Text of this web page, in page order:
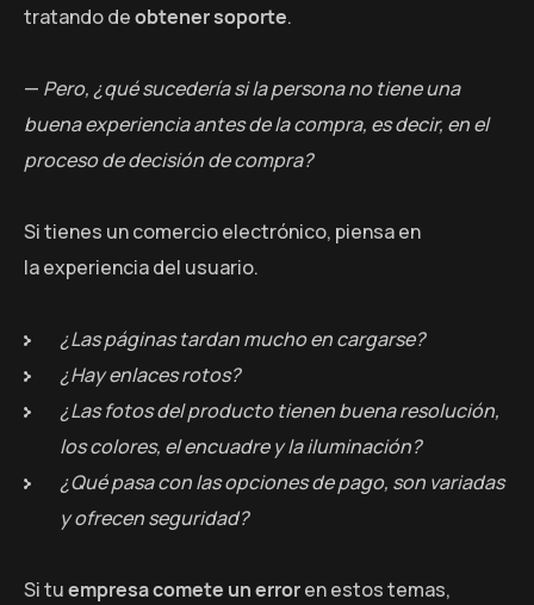
tratando deobtener soporte.
— Pero, ¿qué sucedería si la persona no tiene una
buena experiencia antes de la compra, es decir, en el
proceso de decisión de compra?
Si tienes un comercio electrónico, piensa en
la experiencia del usuario.
¿Las páginas tardan mucho en cargarse?
¿Hay enlaces rotos?
¿Las fotos del producto tienen buena resolución,
los colores, el encuadre y la iluminación?
¿Qué pasa con las opciones de pago, son variadas
y ofrecen seguridad?
Si tuempresa comete un erroren estos temas,